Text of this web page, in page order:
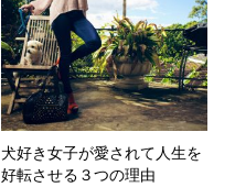
犬好き女子が愛されて人生を
好転させる３つの理由